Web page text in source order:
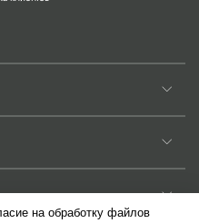
на обработку файлов